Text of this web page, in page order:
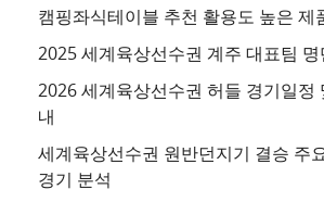
이
트
추
사
이
캠핑좌식테이블 추천 활용도 높은 제
2025 세계육상선수권 계주 대표팀
2026 세계육상선수권 허들 경기일정
내
세계육상선수권 원반던지기 결승 주
경기 분석